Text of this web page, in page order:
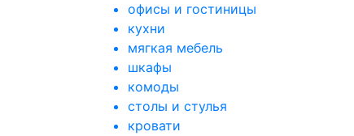
офисы и гостиницы
кухни
мягкая мебель
шкафы
комоды
столы и стулья
кровати